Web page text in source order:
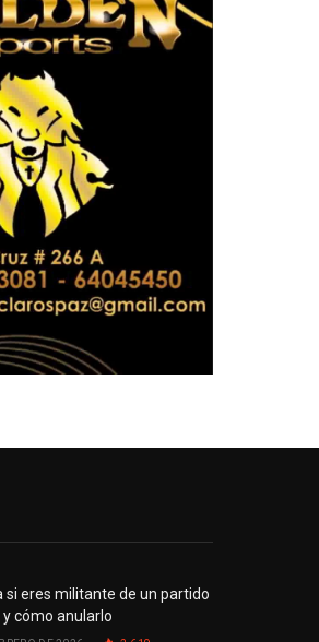
si eres militante de un partido
cómo anularlo